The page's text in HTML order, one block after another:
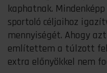
kaphatnak.
sportoló céljaihoz
mennyiségét. Ahogy
említettem a túlzott
extra előnyökkel nem